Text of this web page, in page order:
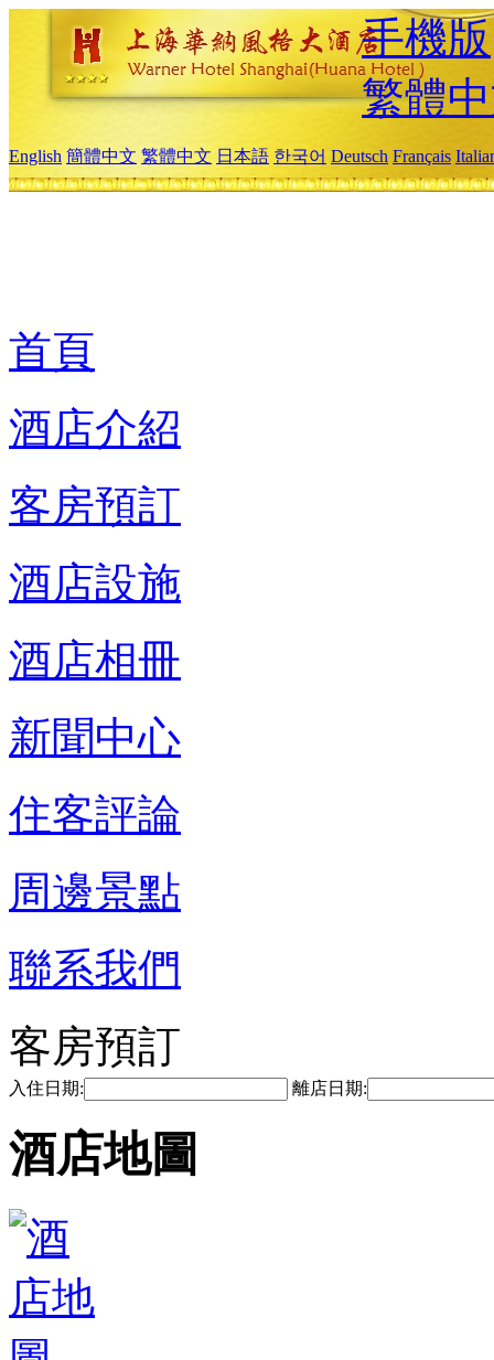
手機版
繁體
English 簡體中文 繁體中文 日本語 한국어 Deutsch Français
首頁
酒店介紹
客房預訂
酒店設施
酒店相冊
新聞中心
住客評論
周邊景點
聯系我們
客房預訂
入住日期: 離店日期:
酒店地圖